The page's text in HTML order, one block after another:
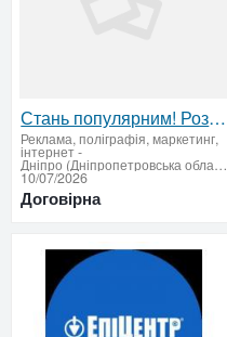
Стань популярним! Розміщення прес-релізів, новин
Реклама, поліграфія, маркетинг,
інтернет-
Дніпро (Дніпропетровська область)
10/07/2026
Договірна